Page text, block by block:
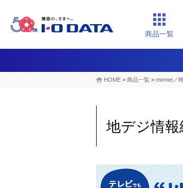
商品一覧
HOME > 商品一覧 > memet／
地デジ情報